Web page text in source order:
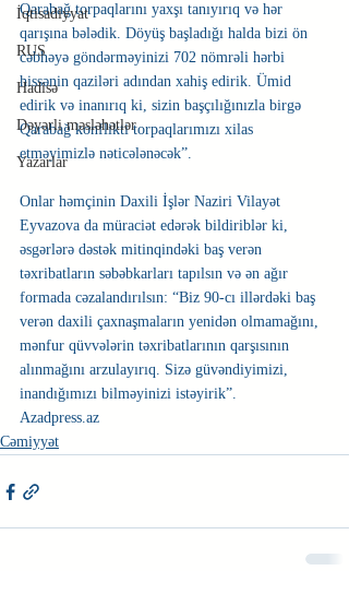
İqtisadiyyat
RUS
Hadisə
Dəyərli məsləhətlər
Yazarlar
Qarabağ torpaqlarını yaxşı tanıyırıq və hər
qarışına bələdik. Döyüş başladığı halda bizi ön
cəbhəyə göndərməyinizi 702 nömrəli hərbi
hissənin qaziləri adından xahiş edirik. Ümid
edirik və inanırıq ki, sizin başçılığınızla birgə
Qarabağ konflikti torpaqlarımızı xilas
etməyimizlə nəticələnəcək”.
Onlar həmçinin Daxili İşlər Naziri Vilayət
Eyvazova da müraciət edərək bildiriblər ki,
əsgərlərə dəstək mitinqindəki baş verən
təxribatların səbəbkarları tapılsın və ən ağır
formada cəzalandırılsın: “Biz 90-cı illərdəki baş
verən daxili çaxnaşmaların yenidən olmamağını,
mənfur qüvvələrin təxribatlarının qarşısının
alınmağını arzulayırıq. Sizə güvəndiyimizi,
inandığımızı bilməyinizi istəyirik”.
Azadpress.az
Cəmiyyət